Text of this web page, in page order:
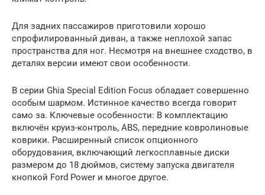
Для задних пассажиров приготовили хорошо
спрофилированный диван, а также неплохой запас
пространства для ног. Несмотря на внешнее сходство, в
деталях версии имеют свои особенности.
В серии Ghia Special Edition Focus обладает совершенно
особым шармом. Истинное качество всегда говорит
само за. Ключевые особенности: В комплектацию
включён круиз-контроль, ABS, передние ковролиновые
коврики. Расширенный список опционного
оборудования, включающий легкосплавные диски
размером до 18 дюймов, систему запуска двигателя
кнопкой Ford Power и многое другое.